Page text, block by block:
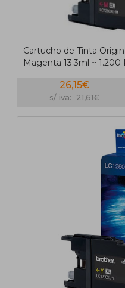
Cartucho de Tinta
Magenta 13.3ml ~ 1.200
26,15€
s/ iva: 21,61€